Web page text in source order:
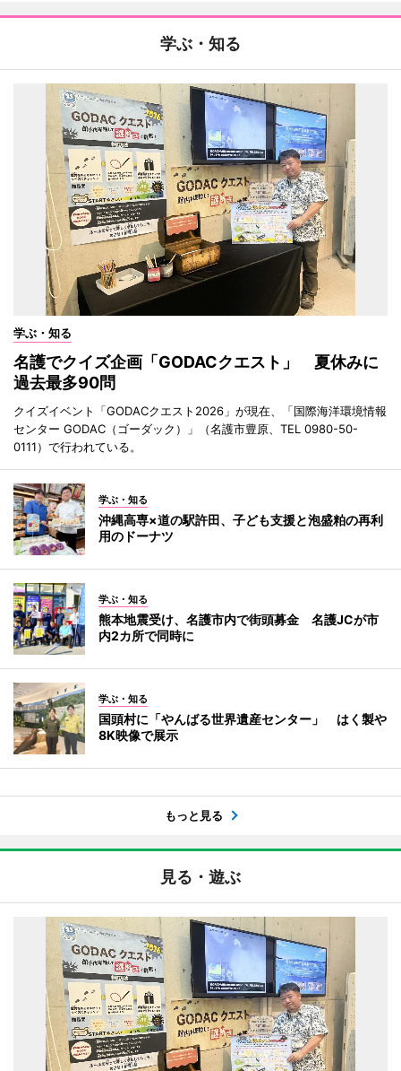
学ぶ・知る
学ぶ・知る
名護でクイズ企画「GODACクエスト」 夏休みに
過去最多90問
クイズイベント「GODACクエスト2026」が現在、「国際海洋環境情報
センター GODAC（ゴーダック）」（名護市豊原、TEL 0980-50-
0111）で行われている。
学ぶ・知る
沖縄高専×道の駅許田、子ども支援と泡盛粕の再利
用のドーナツ
学ぶ・知る
熊本地震受け、名護市内で街頭募金 名護JCが市
内2カ所で同時に
学ぶ・知る
国頭村に「やんばる世界遺産センター」 はく製や
8K映像で展示
もっと見る
見る・遊ぶ